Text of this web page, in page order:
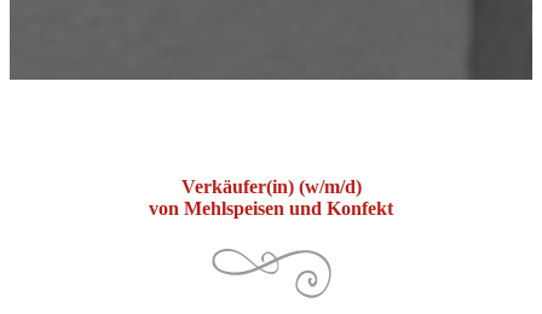
Verkäufer(in) (w/m/d)
von Mehlspeisen und Konfekt